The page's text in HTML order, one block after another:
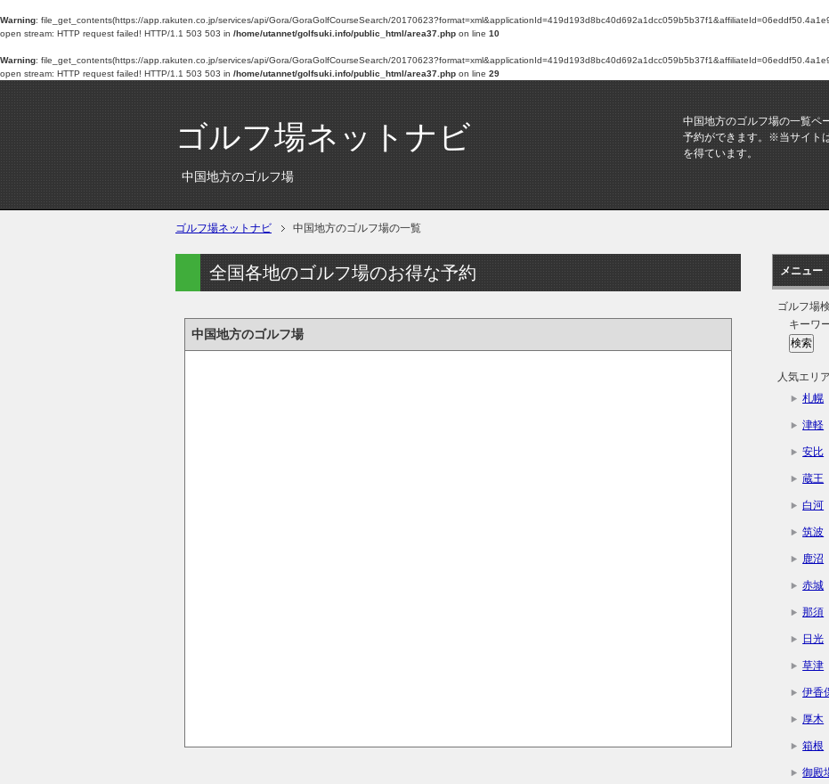
Warning: file_get_contents(https://app.rakuten.co.jp/services/api/Gora/GoraGolfCourseSearch/
open stream: HTTP request failed! HTTP/1.1 503 503 in /home/utannet/golfsuki.info/public_html/area37.php on line 10
Warning: file_get_contents(https://app.rakuten.co.jp/services/api/Gora/GoraGolfCourseSearch/
open stream: HTTP request failed! HTTP/1.1 503 503 in /home/utannet/golfsuki.info/public_html/area37.php on line 29
ゴルフ場ネットナビ
中国地方のゴルフ場
中国地方のゴルフ場の一覧ペ
予約ができます。※当サイト
を得ています。
ゴルフ場ネットナビ 中国地方のゴルフ場の一覧
全国各地のゴルフ場のお得な予約
中国地方のゴルフ場
メニュー
ゴルフ場
キーワ
人気エリ
札幌
津軽
安比
蔵王
白河
筑波
鹿沼
赤城
那須
日光
草津
伊香
厚木
箱根
御殿